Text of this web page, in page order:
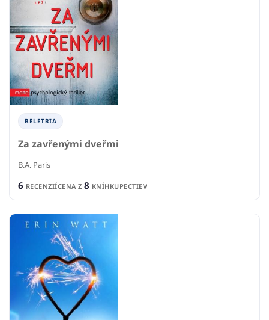
BELETRIA
Za zavřenými dveřmi
B.A. Paris
6 RECENZIÍCENA Z 8 KNÍHKUPECTIEV